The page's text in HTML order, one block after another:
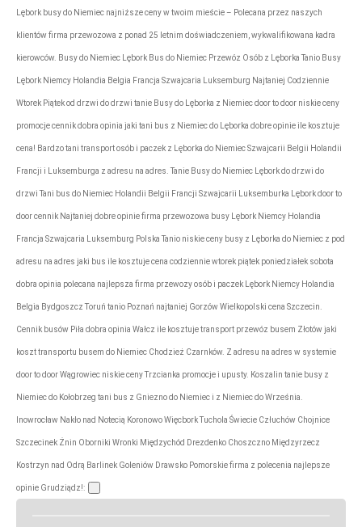
Lębork busy do Niemiec najniższe ceny w twoim mieście – Polecana przez naszych
klientów firma przewozowa z ponad 25 letnim doświadczeniem, wykwalifikowana kadra
kierowców. Busy do Niemiec Lębork Bus do Niemiec Przewóz Osób z Lęborka Tanio Busy
Lębork Niemcy Holandia Belgia Francja Szwajcaria Luksemburg Najtaniej Codziennie
Wtorek Piątek od drzwi do drzwi tanie Busy do Lęborka z Niemiec door to door niskie ceny
promocje cennik dobra opinia jaki tani bus z Niemiec do Lęborka dobre opinie ile kosztuje
cena! Bardzo tani transport osób i paczek z Lęborka do Niemiec Szwajcarii Belgii Holandii
Francji i Luksemburga z adresu na adres. Tanie Busy do Niemiec Lębork do drzwi do
drzwi Tani bus do Niemiec Holandii Belgii Francji Szwajcarii Luksemburka Lębork door to
door cennik Najtaniej dobre opinie firma przewozowa busy Lębork Niemcy Holandia
Francja Szwajcaria Luksemburg Polska Tanio niskie ceny busy z Lęborka do Niemiec z pod
adresu na adres jaki bus ile kosztuje cena codziennie wtorek piątek poniedziałek sobota
dobra opinia polecana najlepsza firma przewozy osób i paczek Lębork Niemcy Holandia
Belgia Bydgoszcz Toruń tanio Poznań najtaniej Gorzów Wielkopolski cena Szczecin.
Cennik busów Piła dobra opinia Wałcz ile kosztuje transport przewóz busem Złotów jaki
koszt transportu busem do Niemiec Chodzież Czarnków. Z adresu na adres w systemie
door to door Wągrowiec niskie ceny Trzcianka promocje i upusty. Koszalin tanie busy z
Niemiec do Kołobrzeg tani bus z Gniezno do Niemiec i z Niemiec do Września.
Inowrocław Nakło nad Notecią Koronowo Więcbork Tuchola Świecie Człuchów Chojnice
Szczecinek Żnin Oborniki Wronki Międzychód Drezdenko Choszczno Międzyrzecz
Kostrzyn nad Odrą Barlinek Goleniów Drawsko Pomorskie firma z polecenia najlepsze
opinie Grudziądz!: